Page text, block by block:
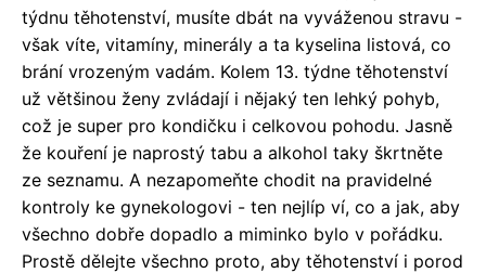
týdnu těhotenství, musíte dbát na vyváženou stravu -
však víte, vitamíny, minerály a ta kyselina listová, co
brání vrozeným vadám. Kolem 13. týdne těhotenství
už většinou ženy zvládají i nějaký ten lehký pohyb,
což je super pro kondičku i celkovou pohodu. Jasně
že kouření je naprostý tabu a alkohol taky škrtněte
ze seznamu. A nezapomeňte chodit na pravidelné
kontroly ke gynekologovi - ten nejlíp ví, co a jak, aby
všechno dobře dopadlo a miminko bylo v pořádku.
Prostě dělejte všechno proto, aby těhotenství i porod